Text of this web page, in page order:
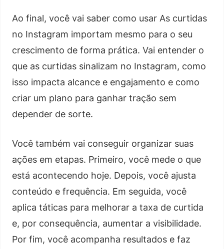
Ao final, você vai saber como usar As curtidas
no Instagram importam mesmo para o seu
crescimento de forma prática. Vai entender o
que as curtidas sinalizam no Instagram, como
isso impacta alcance e engajamento e como
criar um plano para ganhar tração sem
depender de sorte.
Você também vai conseguir organizar suas
ações em etapas. Primeiro, você mede o que
está acontecendo hoje. Depois, você ajusta
conteúdo e frequência. Em seguida, você
aplica táticas para melhorar a taxa de curtida
e, por consequência, aumentar a visibilidade.
Por fim, você acompanha resultados e faz